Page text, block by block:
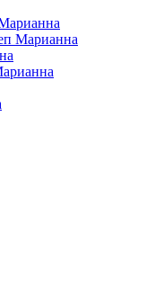
Марианна